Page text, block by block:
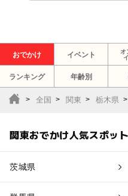
おでかけ イベント
オ
ランキング 年齢別
全国 関東 栃木県
関東おでかけ人気スポッ
茨城県